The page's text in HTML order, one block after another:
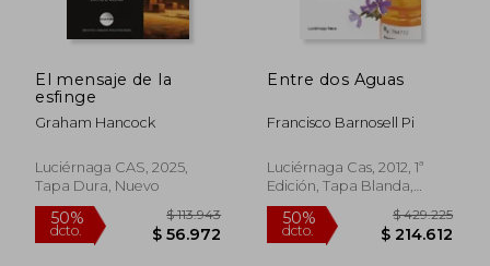
50%
dcto.
50%
El mensaje de la
esfinge
Graham Hancock
Luciérnaga CAS, 2025,
Tapa Dura, Nuevo
Entre dos Aguas
Francisco Barnosell Pi
Luciérnaga Cas, 2012, 1ª
Edición, Tapa Blanda,
Usado